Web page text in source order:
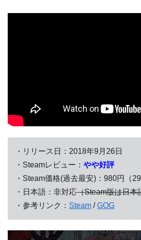
・リリース日：2018年9月26日
・Steamレビュー： やや好評
・Steam価格(過去最安)：980円（
・日本語：非対応（Steam版は日本
・参考リンク： Steam /GOG